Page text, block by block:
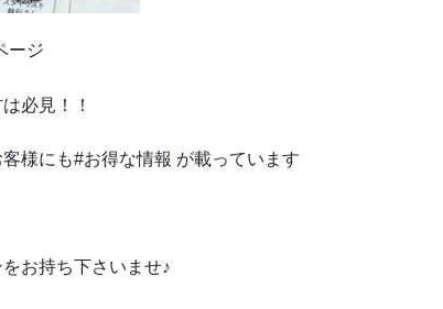
ージ
必見！！
様にも#お得な情報 が載っています
お持ち下さいませ♪